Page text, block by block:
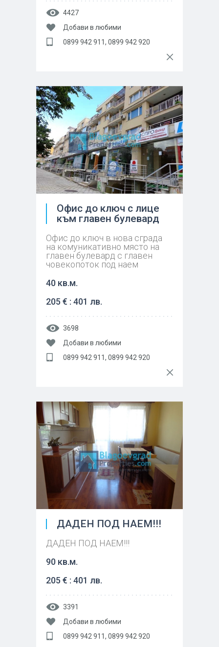
4427
Добави в любими
0899 942 911, 0899 942 920
Офис до ключ с лице
към главен булевард
Офис до ключ в нова сграда
на комуникативно място на
главен булевард с главен
човекопоток под наем
40 кв.м.
205 € : 401 лв.
3698
Добави в любими
0899 942 911, 0899 942 920
ДАДЕН ПОД НАЕМ!!!
ДАДЕН ПОД НАЕМ!!!
90 кв.м.
205 € : 401 лв.
3391
Добави в любими
0899 942 911, 0899 942 920